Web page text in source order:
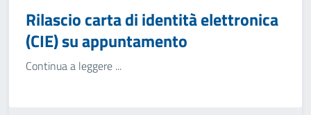
Rilascio carta di identità elettronica
(CIE) su appuntamento
Continua a leggere ...